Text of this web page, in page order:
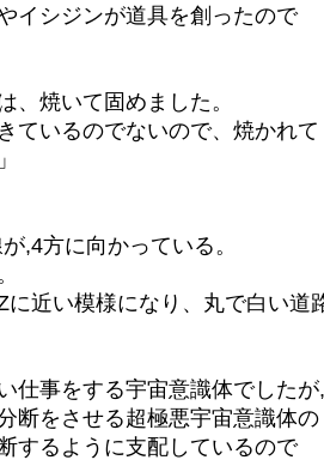
イシジンが道具を創ったので
、焼いて固めました。
ているのでないので、焼かれて
,4方に向かっている。
に近い模様になり、丸で白い道
仕事をする宇宙意識体でしたが,
断をさせる超極悪宇宙意識体の
するように支配しているので